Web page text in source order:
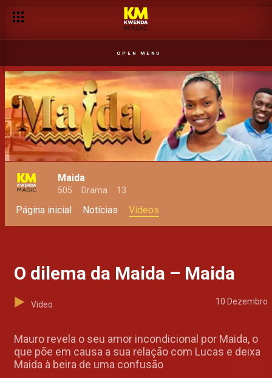
OPEN MENU
Maida
505 Drama 13
Página inicial Notícias Vídeos
O dilema da Maida – Maida
Video 10 Dezembro
Mauro revela o seu amor incondicional por Maida, o
que põe em causa a sua relação com Lucas e deixa
Maida à beira de uma confusão
A maior traição do Ivandro – Maida